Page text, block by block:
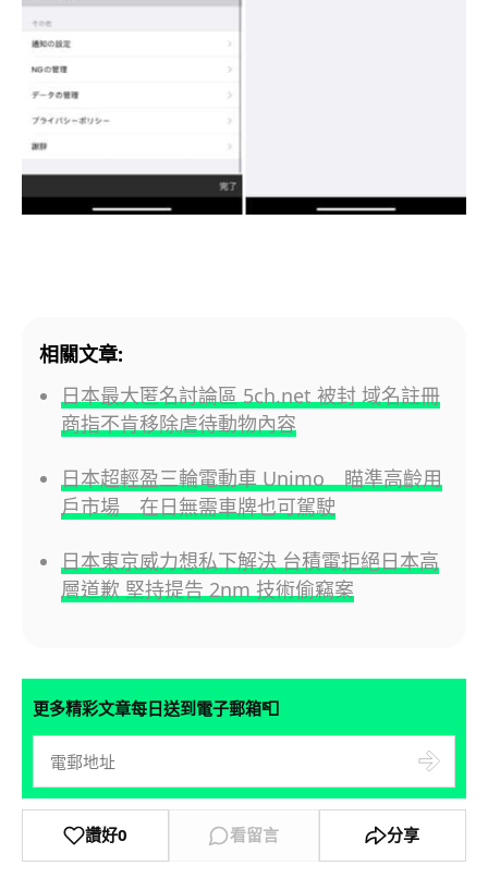
相關文章:
日本最大匿名討論區 5ch.net 被封 域名註冊
商指不肯移除虐待動物內容
日本超輕盈三輪電動車 Unimo 瞄準高齡用
戶市場 在日無需車牌也可駕駛
日本東京威力想私下解決 台積電拒絕日本高
層道歉 堅持提告 2nm 技術偷竊案
更多精彩文章每日送到電子郵箱📮
讚好0 看留言 分享